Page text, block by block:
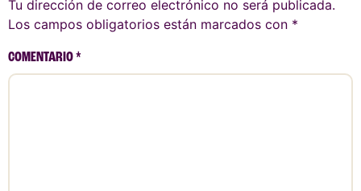
Tu dirección de correo electrónico no será publicada.
Los campos obligatorios están marcados con *
COMENTARIO*